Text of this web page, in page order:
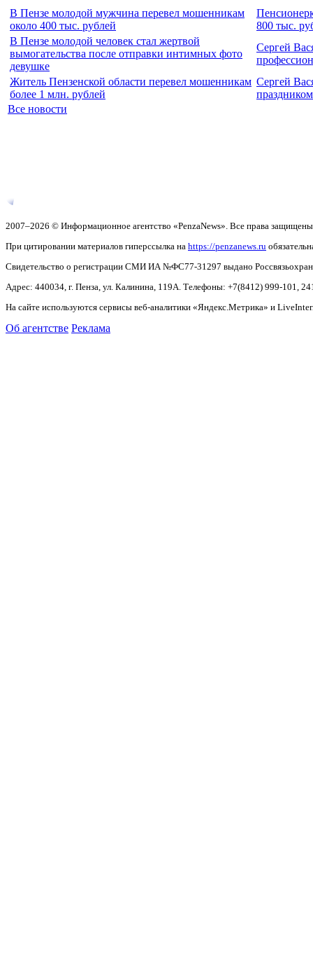
В Пензе молодой мужчина перевел мошенникам
около 400 тыс. рублей
800 тыс.
В Пензе молодой человек стал жертвой
вымогательства после отправки интимных фото
девушке
Сергей
Житель Пензенской области перевел мошенникам
более 1 млн. рублей
Сергей
праздником
Все новости
2007–2026 © Информационное агентство «PenzaNews». Все права
При цитировании материалов гиперссылка на https://penzanews.ru
Свидетельство о регистрации СМИ ИА №ФС77-31297 выдано
Адрес: 440034, г. Пенза, ул. Калинина, 119А. Телефоны: +7(8412) 999-101,
На сайте используются сервисы веб-аналитики «Яндекс.Метрика» и
Об агентстве Реклама